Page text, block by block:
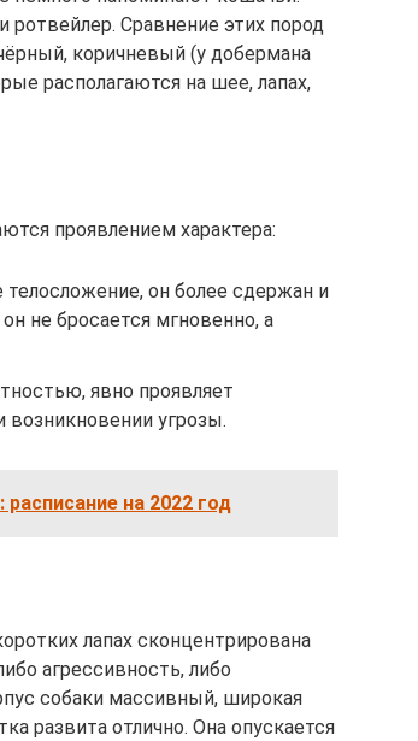
Сравнение этих пород
коричневый (у добермана
располагаются на шее, лапах,
проявлением характера:
он более сдержан и
не бросается мгновенно, а
явно проявляет
угрозы.
на 2022 год
лапах сконцентрирована
агрессивность, либо
собаки массивный, широкая
развита отлично. Она опускается